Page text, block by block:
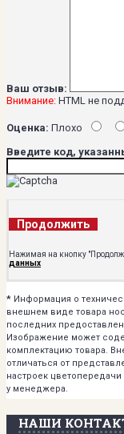
Ваш отзыв:
Внимание: HTML не
Оценка: Плохо
Введите код,
Продолжить
Нажимая на кнопку
данных
* Информация о
внешнем виде товара
последних
Изображение может
комплектацию товара.
отличаться от
настроек
у менеджера.
НАШИ